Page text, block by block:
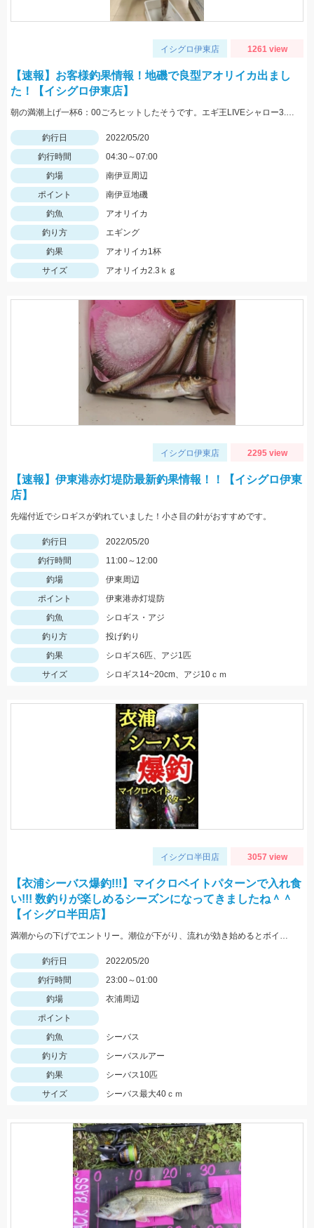
イシグロ伊東店 1261 view
【速報】お客様釣果情報！地磯で良型アオリイカ出まし
た！【イシグロ伊東店】
朝の満潮上げ一杯6：00ごろヒットしたそうです。エギ王LIVEシャロー3.5号ムラムラチェリーを使用。情報提供ありがとうございます！
釣行日
2022/05/20
釣行時間
04:30～07:00
釣場
南伊豆周辺
ポイント
南伊豆地磯
釣魚
アオリイカ
釣り方
エギング
釣果
アオリイカ1杯
サイズ
アオリイカ2.3ｋｇ
イシグロ伊東店 2295 view
【速報】伊東港赤灯堤防最新釣果情報！！【イシグロ伊東
店】
先端付近でシロギスが釣れていました！小さ目の針がおすすめです。
釣行日
2022/05/20
釣行時間
11:00～12:00
釣場
伊東周辺
ポイント
伊東港赤灯堤防
釣魚
シロギス・アジ
釣り方
投げ釣り
釣果
シロギス6匹、アジ1匹
サイズ
シロギス14~20cm、アジ10ｃｍ
イシグロ半田店 3057 view
【衣浦シーバス爆釣!!!】マイクロベイトパターンで入れ食
い!!! 数釣りが楽しめるシーズンになってきましたね＾＾
【イシグロ半田店】
満潮からの下げでエントリー。潮位が下がり、流れが効き始めるとボイル多数。小型ルアーでスローで巻くと効果的でした。
釣行日
2022/05/20
釣行時間
23:00～01:00
釣場
衣浦周辺
ポイント
釣魚
シーバス
釣り方
シーバスルアー
釣果
シーバス10匹
サイズ
シーバス最大40ｃｍ